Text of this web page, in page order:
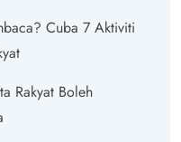
Cuba 7 Aktiviti
Rakyat Boleh